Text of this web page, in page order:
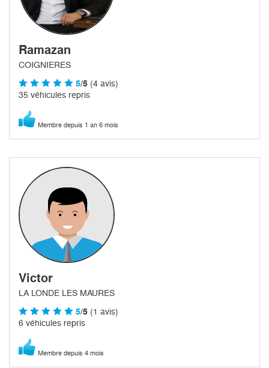
Ramazan
COIGNIERES
5/5 (4 avis)
35 véhicules repris
Membre depuis 1 an 6 mois
Victor
LA LONDE LES MAURES
5/5 (1 avis)
6 véhicules repris
Membre depuis 4 mois